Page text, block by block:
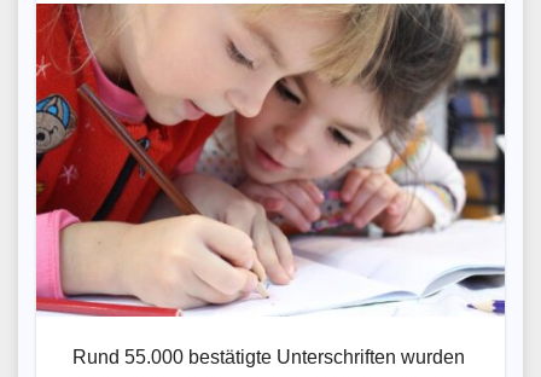
Rund 55.000 bestätigte Unterschriften wurden